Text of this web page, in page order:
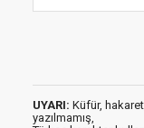
UYARI: Küfür,
yazılmamış,